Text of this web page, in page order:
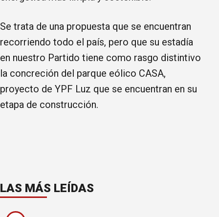
Se trata de una propuesta que se encuentran
recorriendo todo el país, pero que su estadía
en nuestro Partido tiene como rasgo distintivo
la concreción del parque eólico CASA,
proyecto de YPF Luz que se encuentran en su
etapa de construcción.
LAS MÁS LEÍDAS